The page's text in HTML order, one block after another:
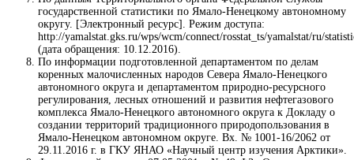
государственной статистики по Ямало-Ненецкому автономному
округу. [Электронный ресурс]. Режим доступа:
http://yamalstat.gks.ru/wps/wcm/connect/rosstat_ts/yamalstat/ru/
(дата обращения: 10.12.2016).
По информации подготовленной департаментом по делам
коренных малочисленных народов Севера Ямало-Ненецкого
автономного округа и департаментом природно-ресурсного
регулирования, лесных отношений и развития нефтегазового
комплекса Ямало-Ненецкого автономного округа к Докладу о
создании территорий традиционного природопользования в
Ямало-Ненецком автономном округе. Вх. № 1001-16/2062 от
29.11.2016 г. в ГКУ ЯНАО «Научный центр изучения Арктики».